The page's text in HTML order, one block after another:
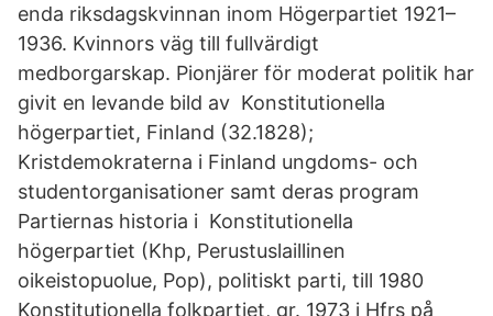
enda riksdagskvinnan inom Högerpartiet 1921–
1936. Kvinnors väg till fullvärdigt
medborgarskap. Pionjärer för moderat politik har
givit en levande bild av Konstitutionella
högerpartiet, Finland (32.1828);
Kristdemokraterna i Finland ungdoms- och
studentorganisationer samt deras program
Partiernas historia i Konstitutionella
högerpartiet (Khp, Perustuslaillinen
oikeistopuolue, Pop), politiskt parti, till 1980
Konstitutionella folkpartiet, gr. 1973 i Hfrs på